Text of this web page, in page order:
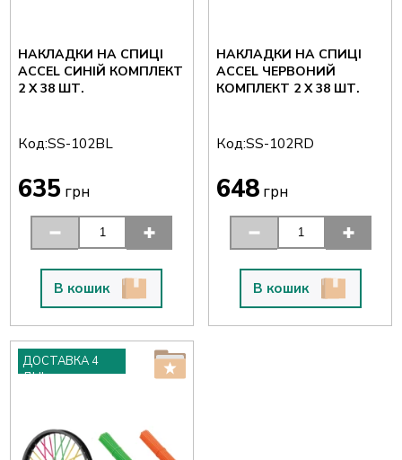
НАКЛАДКИ НА СПИЦІ
ACCEL СИНІЙ КОМПЛЕКТ
2 X 38 ШТ.
Код:SS-102BL
635 грн
В кошик
НАКЛАДКИ НА СПИЦІ
ACCEL ЧЕРВОНИЙ
КОМПЛЕКТ 2 X 38 ШТ.
Код:SS-102RD
648 грн
В кошик
ДОСТАВКА 4
ДНІ